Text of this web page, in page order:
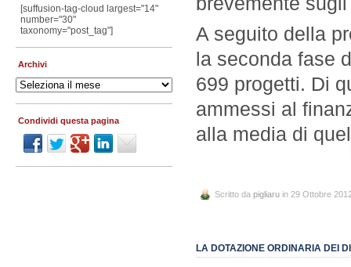
A seguito della
la seconda fase
699 progetti. Di
ammessi al
alla media di
Scritto da pigliaru in 29 Ottobre
LA DOTAZIONE ORDINARIA DEI
[suffusion-tag-cloud largest="14"
number="30"
taxonomy="post_tag"]
Archivi
Archivi
Condividi questa pagina